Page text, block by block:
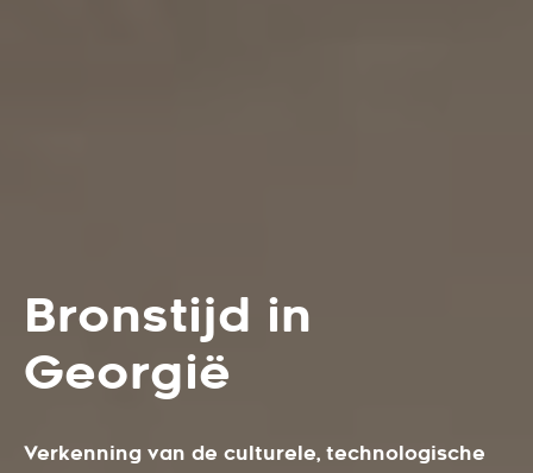
Bronstijd in
Georgië
Verkenning van de culturele, technologische